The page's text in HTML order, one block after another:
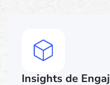
Insights de